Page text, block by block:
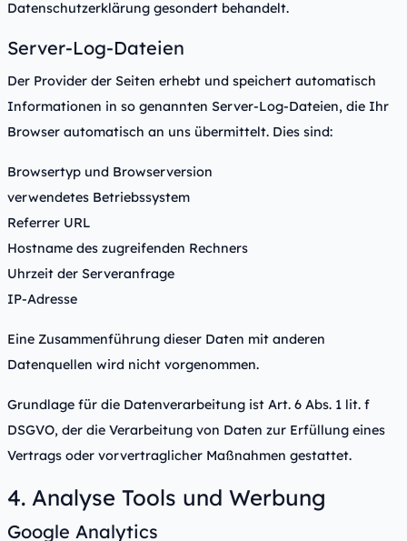
Datenschutzerklärung gesondert behandelt.
Server-Log-Dateien
Der Provider der Seiten erhebt und speichert automatisch
Informationen in so genannten Server-Log-Dateien, die Ihr
Browser automatisch an uns übermittelt. Dies sind:
Browsertyp und Browserversion
verwendetes Betriebssystem
Referrer URL
Hostname des zugreifenden Rechners
Uhrzeit der Serveranfrage
IP-Adresse
Eine Zusammenführung dieser Daten mit anderen
Datenquellen wird nicht vorgenommen.
Grundlage für die Datenverarbeitung ist Art. 6 Abs. 1 lit. f
DSGVO, der die Verarbeitung von Daten zur Erfüllung eines
Vertrags oder vorvertraglicher Maßnahmen gestattet.
4. Analyse Tools und Werbung
Google Analytics